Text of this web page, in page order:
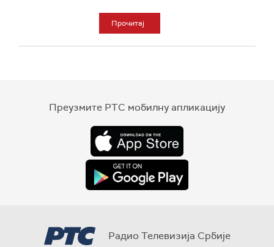
Прочитај
Преузмите РТС мобилну апликацију
Радио Телевизија Србије